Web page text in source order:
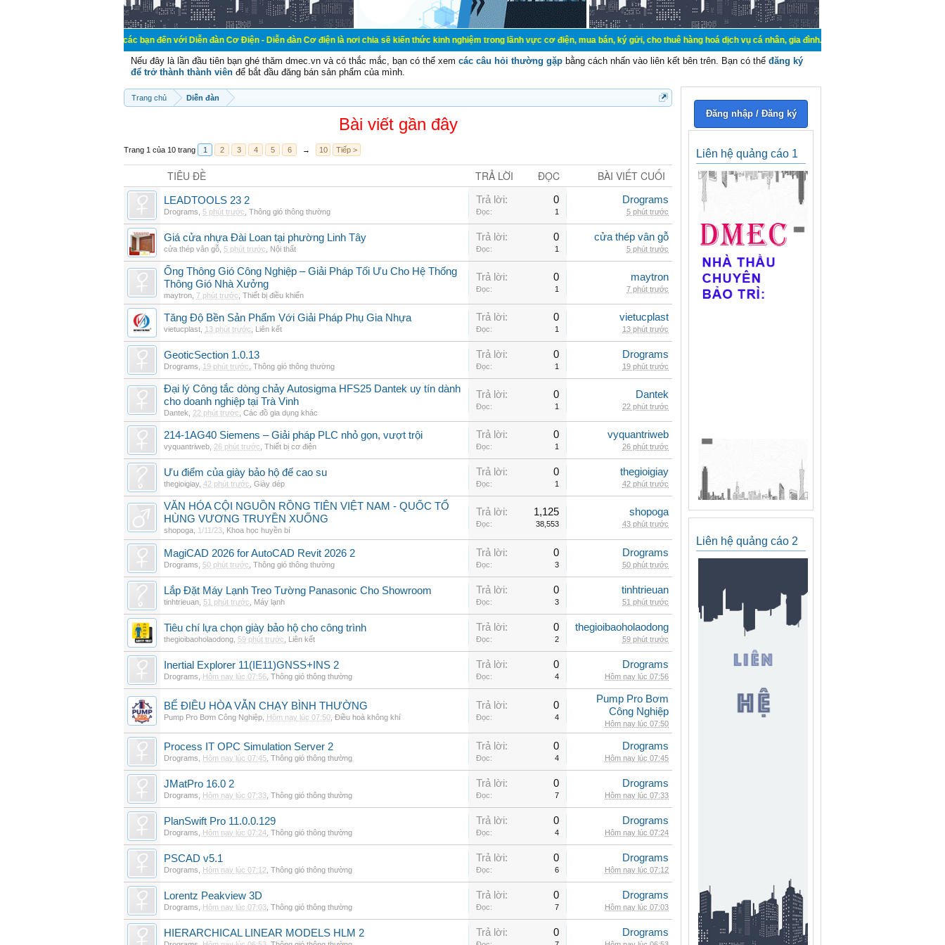
Chào mừng các bạn đến với Diễn đàn Cơ Điện - Diễn đàn Cơ điện là nơi chia sẽ kiến thức kinh nghiệm trong lãnh vực cơ điện, mua bán, ký gửi, cho thuê hàng hoá dịch vụ cá nhân, gia đình. Mua bán, ký gửi, cho thuê thiết bị hệ
Nếu đây là lần đầu tiên bạn ghé thăm dmec.vn và có thắc mắc, bạn có thể xem các câu hỏi thường gặp bằng cách nhấn vào liên kết bên trên. Bạn có thể đăng ký
để trở thành thành viên để bắt đầu đăng bán sản phẩm của mình.
Trang chủ Diễn đàn
Bài viết gần đây
Trang 1 của 10 trang 1 2 3 4 5 6 → 10 Tiếp >
TIÊU ĐỀ TRẢ LỜI ĐỌC BÀI VIẾT CUỐI
LEADTOOLS 23 2
Drograms 5 phút trước Thông gió thông thường
Trả lời: 0
Đọc: 1
Drograms
5 phút trước
Giá cửa nhựa Đài Loan tại phường Linh Tây
cửa thép vân gỗ 5 phút trước Nội thất
Trả lời: 0
Đọc: 1
cửa thép vân gỗ
5 phút trước
Ống Thông Gió Công Nghiệp – Giải Pháp Tối Ưu Cho Hệ Thống
Thông Gió Nhà Xưởng
maytron 7 phút trước Thiết bị điều khiển
Trả lời: 0
Đọc: 1
maytron
7 phút trước
Tăng Độ Bền Sản Phẩm Với Giải Pháp Phụ Gia Nhựa
vietucplast 13 phút trước Liên kết
Trả lời: 0
Đọc: 1
vietucplast
13 phút trước
GeoticSection 1.0.13
Drograms 19 phút trước Thông gió thông thường
Trả lời: 0
Đọc: 1
Drograms
19 phút trước
Đại lý Công tắc dòng chảy Autosigma HFS25 Dantek uy tín dành
cho doanh nghiệp tại Trà Vinh
Dantek 22 phút trước Các đồ gia dụng khác
Trả lời: 0
Đọc: 1
Dantek
22 phút trước
214-1AG40 Siemens – Giải pháp PLC nhỏ gọn, vượt trội
vyquantriweb 26 phút trước Thiết bị cơ điện
Trả lời: 0
Đọc: 1
vyquantriweb
26 phút trước
Ưu điểm của giày bảo hộ đế cao su
thegioigiay, 42 phút trước Giày dép
Trả lời: 0
Đọc: 1
thegioigiay
42 phút trước
VĂN HÓA CỘI NGUỒN RỒNG TIÊN VIỆT NAM - QUỐC TỔ
HÙNG VƯƠNG TRUYỀN XUỐNG
shopoga 1/11/23 Khoa học huyền bí
Trả lời: 1,125
Đọc: 38,553
shopoga
43 phút trước
MagiCAD 2026 for AutoCAD Revit 2026 2
Drograms 50 phút trước Thông gió thông thường
Trả lời: 0
Đọc: 3
Drograms
50 phút trước
Lắp Đặt Máy Lạnh Treo Tường Panasonic Cho Showroom
tinhtrieuan 51 phút trước Máy lạnh
Trả lời: 0
Đọc: 3
tinhtrieuan
51 phút trước
Tiêu chí lựa chọn giày bảo hộ cho công trình
thegioibaoholaodong 59 phút trước Liên kết
Trả lời: 0
Đọc: 2
thegioibaoholaodong
59 phút trước
Inertial Explorer 11(IE11)GNSS+INS 2
Drograms Hôm nay lúc 07:56 Thông gió thông thường
Trả lời: 0
Đọc: 4
Drograms
Hôm nay lúc 07:56
BỂ ĐIỀU HÒA VẪN CHẠY BÌNH THƯỜNG
Pump Pro Bơm Công Nghiệp Hôm nay lúc 07:50 Điều hoà không khí
Trả lời: 0
Đọc: 4
Pump Pro Bơm
Công Nghiệp
Hôm nay lúc 07:50
Process IT OPC Simulation Server 2
Drograms Hôm nay lúc 07:45 Thông gió thông thường
Trả lời: 0
Đọc: 4
Drograms
Hôm nay lúc 07:45
JMatPro 16.0 2
Drograms Hôm nay lúc 07:33 Thông gió thông thường
Trả lời: 0
Đọc: 7
Drograms
Hôm nay lúc 07:33
PlanSwift Pro 11.0.0.129
Drograms Hôm nay lúc 07:24 Thông gió thông thường
Trả lời: 0
Đọc: 4
Drograms
Hôm nay lúc 07:24
PSCAD v5.1
Drograms Hôm nay lúc 07:12 Thông gió thông thường
Trả lời: 0
Đọc: 6
Drograms
Hôm nay lúc 07:12
Lorentz Peakview 3D
Drograms Hôm nay lúc 07:03 Thông gió thông thường
Trả lời: 0
Đọc: 7
Drograms
Hôm nay lúc 07:03
HIERARCHICAL LINEAR MODELS HLM 2 Trả lời: 0 Drograms
Đăng nhập / Đăng ký
Liên hệ quảng cáo 1
Liên hệ quảng cáo 2